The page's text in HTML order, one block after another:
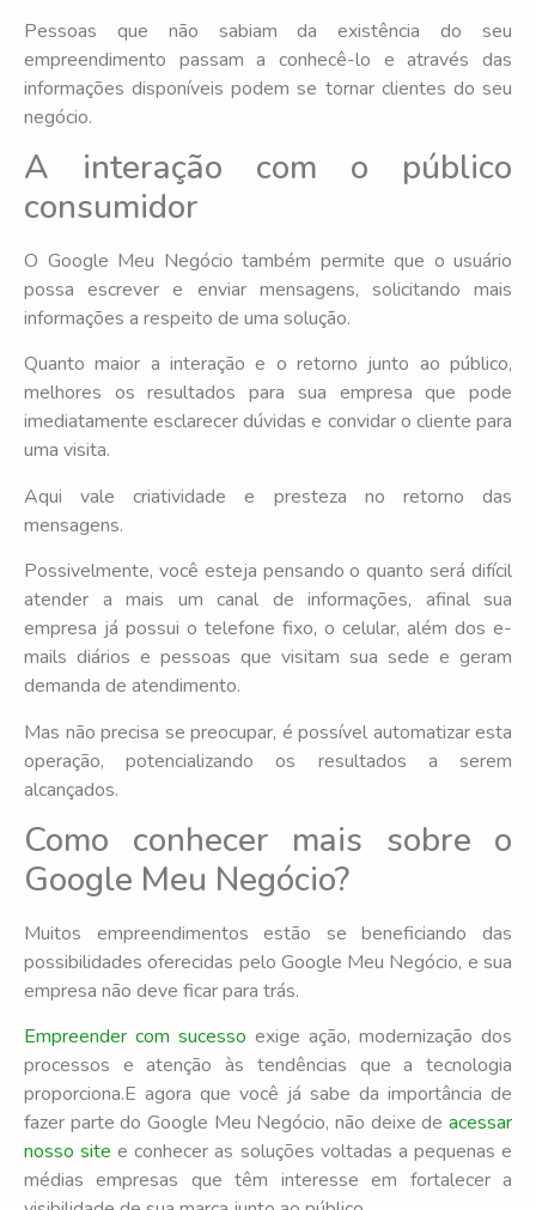
Pessoas que não sabiam da existência do seu
empreendimento passam a conhecê-lo e através das
informações disponíveis podem se tornar clientes do seu
negócio.
A interação com o público
consumidor
O Google Meu Negócio também permite que o usuário
possa escrever e enviar mensagens, solicitando mais
informações a respeito de uma solução.
Quanto maior a interação e o retorno junto ao público,
melhores os resultados para sua empresa que pode
imediatamente esclarecer dúvidas e convidar o cliente para
uma visita.
Aqui vale criatividade e presteza no retorno das
mensagens.
Possivelmente, você esteja pensando o quanto será difícil
atender a mais um canal de informações, afinal sua
empresa já possui o telefone fixo, o celular, além dos e-
mails diários e pessoas que visitam sua sede e geram
demanda de atendimento.
Mas não precisa se preocupar, é possível automatizar esta
operação, potencializando os resultados a serem
alcançados.
Como conhecer mais sobre o
Google Meu Negócio?
Muitos empreendimentos estão se beneficiando das
possibilidades oferecidas pelo Google Meu Negócio, e sua
empresa não deve ficar para trás.
Empreender com sucesso exige ação, modernização dos
processos e atenção às tendências que a tecnologia
proporciona.E agora que você já sabe da importância de
fazer parte do Google Meu Negócio, não deixe de acessar
nosso site e conhecer as soluções voltadas a pequenas e
médias empresas que têm interesse em fortalecer a